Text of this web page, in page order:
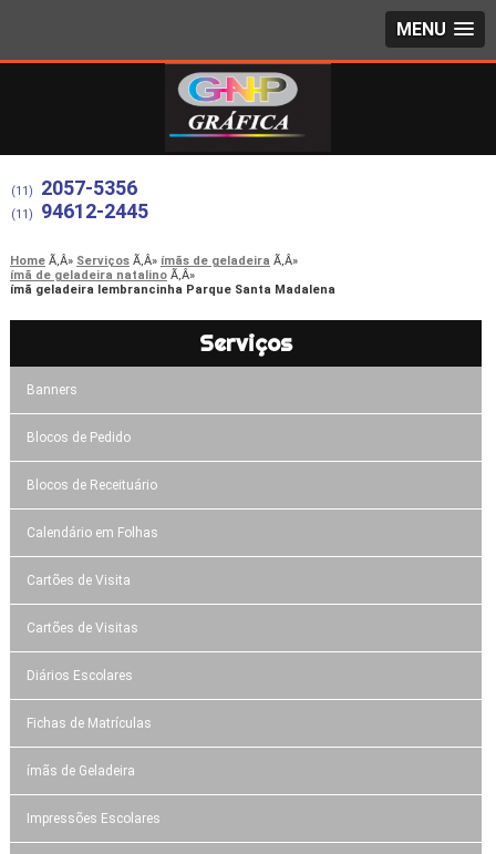
MENU
(11) 2057-5356
(11) 94612-2445
Home Serviços
ímãs de geladeira
ímã de geladeira natalino
ímã geladeira lembrancinha Parque Santa Madalena
Serviços
Banners
Blocos de Pedido
Blocos de Receituário
Calendário em Folhas
Cartões de Visita
Cartões de Visitas
Diários Escolares
Fichas de Matrículas
ímãs de Geladeira
Impressões Escolares